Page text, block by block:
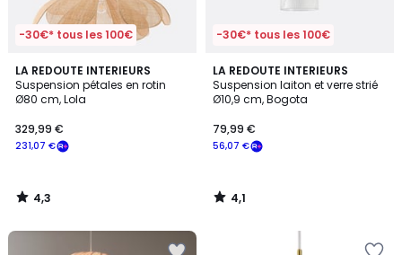
-30€* tous les 100€
LA REDOUTE INTERIEURS
Suspension pétales en rotin
Ø80 cm, Lola
231,07 €
329,99 €
4,3
/ 5
4,3
/
-30€* tous les 100€
LA REDOUTE INTERIEURS
Suspension laiton et verre strié
Ø10,9 cm, Bogota
56,07 €
79,99 €
4,1
/ 5
4,1
/